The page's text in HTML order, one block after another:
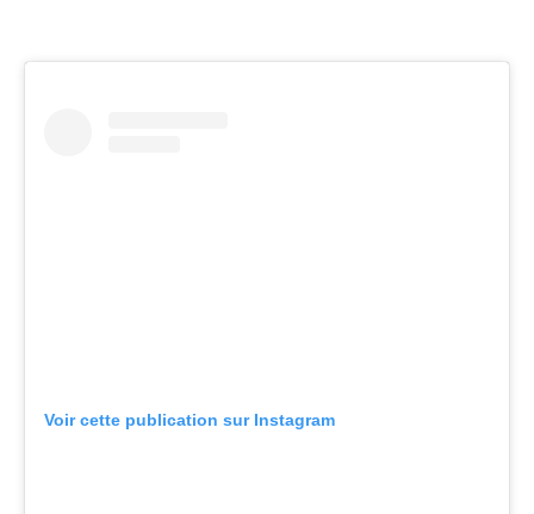
Voir cette publication sur Instagram